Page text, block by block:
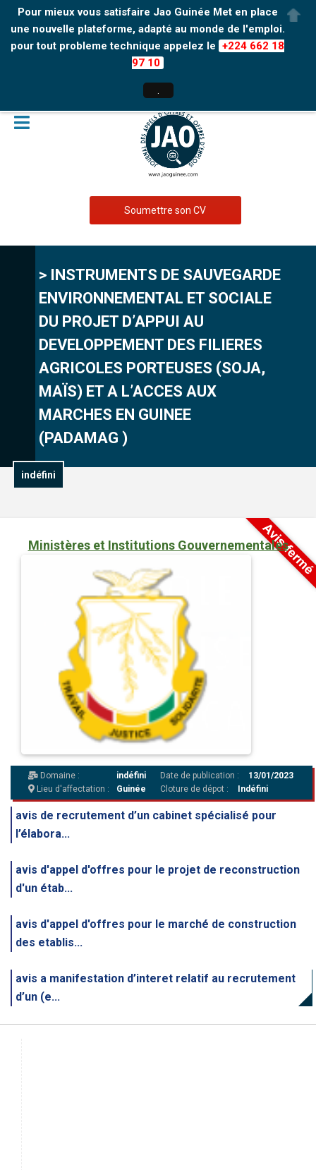
Pour mieux vous satisfaire Jao Guinée Met en place
une nouvelle plateforme, adapté au monde de l'emploi.
pour tout probleme technique appelez le +224 662 18
97 10
Soumettre son CV
> INSTRUMENTS DE SAUVEGARDE
ENVIRONNEMENTAL ET SOCIALE
DU PROJET D’APPUI AU
DEVELOPPEMENT DES FILIERES
AGRICOLES PORTEUSES (SOJA,
MAÏS) ET A L’ACCES AUX
MARCHES EN GUINEE
(PADAMAG )
indéfini
Ministères et Institutions Gouvernementales
Domaine :
indéfini
Lieu d'affectation :
Guinée
Date de publication :
13/01/2023
Cloture de dépot :
Indéfini
avis de recrutement d’un cabinet spécialisé pour
l’élabora...
avis d'appel d'offres pour le projet de reconstruction
d'un étab...
avis d'appel d'offres pour le marché de construction
des etablis...
avis a manifestation d’interet relatif au recrutement
d’un (e...